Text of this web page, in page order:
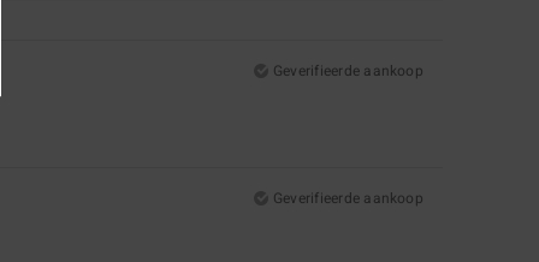
Geverifieerde aankoop
Geverifieerde aankoop